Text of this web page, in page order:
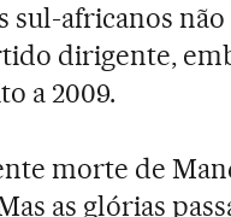
sul-africanos
dirigente,
a 2009.
morte de
as glórias